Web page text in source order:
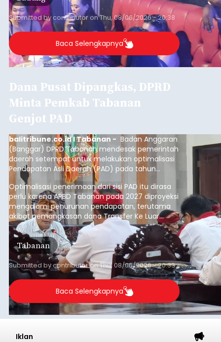
Submitted bycontributoronThu, 08/06/2026 - 20:38
Baca Selengkapnya
Dana Pusat Dipangkas, DPRD
Minta Pemkab Tabanan
Genjot PAD
balitribune.co.id I Tabanan - Badan Anggaran
(Banggar) DPRD Tabanan mendesak pemerintah
daerah setempat untuk melakukan optimalisasi
Pendapatan Asli Daerah (PAD) pada tahun
anggaran 2027.
Optimalisasi penerimaan dari sisi PAD itu dirasa
perlu karena APBD Tabanan pada 2027 diproyeksi
mengalami penurunan pendapatan, terutama
akibat pemangkasan dana Transfer Ke Luar
Daerah (TKD) dari pemerintah pusat.
Tabanan
Submitted bycontributoronThu, 08/06/2026 - 20:33
Baca Selengkapnya
Iklan